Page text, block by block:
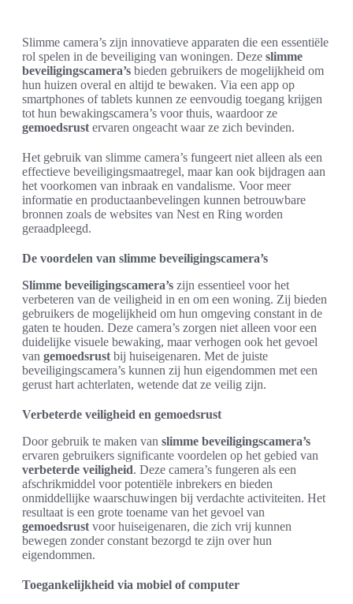
Slimme camera’s zijn innovatieve apparaten die een essentiële
rol spelen in de beveiliging van woningen. Deze slimme
beveiligingscamera’s bieden gebruikers de mogelijkheid om
hun huizen overal en altijd te bewaken. Via een app op
smartphones of tablets kunnen ze eenvoudig toegang krijgen
tot hun bewakingscamera’s voor thuis, waardoor ze
gemoedsrust ervaren ongeacht waar ze zich bevinden.
Het gebruik van slimme camera’s fungeert niet alleen als een
effectieve beveiligingsmaatregel, maar kan ook bijdragen aan
het voorkomen van inbraak en vandalisme. Voor meer
informatie en productaanbevelingen kunnen betrouwbare
bronnen zoals de websites van Nest en Ring worden
geraadpleegd.
De voordelen van slimme beveiligingscamera’s
Slimme beveiligingscamera’s zijn essentieel voor het
verbeteren van de veiligheid in en om een woning. Zij bieden
gebruikers de mogelijkheid om hun omgeving constant in de
gaten te houden. Deze camera’s zorgen niet alleen voor een
duidelijke visuele bewaking, maar verhogen ook het gevoel
van gemoedsrust bij huiseigenaren. Met de juiste
beveiligingscamera’s kunnen zij hun eigendommen met een
gerust hart achterlaten, wetende dat ze veilig zijn.
Verbeterde veiligheid en gemoedsrust
Door gebruik te maken van slimme beveiligingscamera’s
ervaren gebruikers significante voordelen op het gebied van
verbeterde veiligheid. Deze camera’s fungeren als een
afschrikmiddel voor potentiële inbrekers en bieden
onmiddellijke waarschuwingen bij verdachte activiteiten. Het
resultaat is een grote toename van het gevoel van
gemoedsrust voor huiseigenaren, die zich vrij kunnen
bewegen zonder constant bezorgd te zijn over hun
eigendommen.
Toegankelijkheid via mobiel of computer